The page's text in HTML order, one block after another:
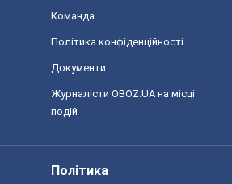
Команда
Політика конфіденційності
Документи
Журналісти OBOZ.UA на місці
подій
Політика